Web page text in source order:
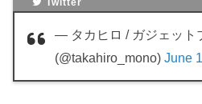
Twitter
— タカヒロ / ガジェット
(@takahiro_mono) June